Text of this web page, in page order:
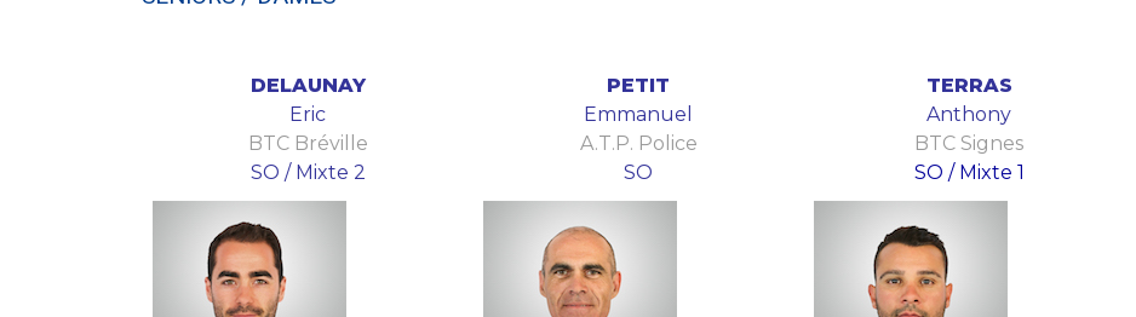
DELAUNAY
Eric
BTC Bréville
SO / Mixte 2
PETIT
Emmanuel
A.T.P. Police
SO
TERRAS
Anthony
BTC Signes
SO / Mixte 1